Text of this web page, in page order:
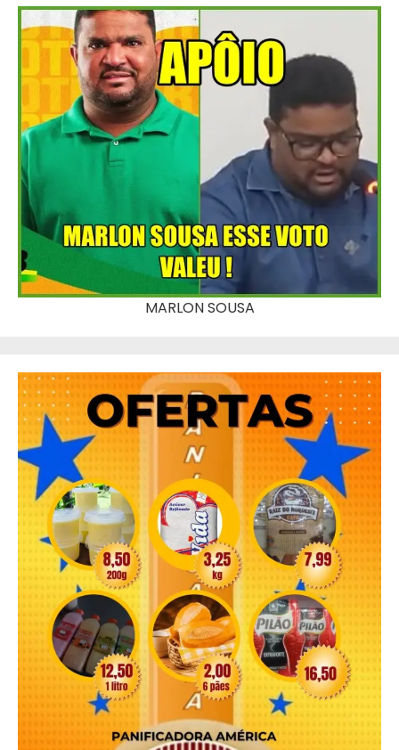
MARLON SOUSA